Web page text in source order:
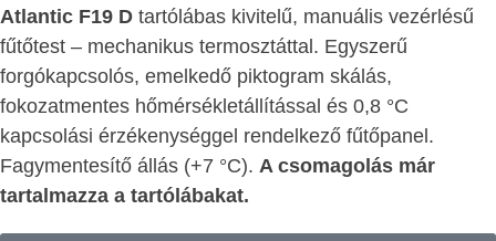
Atlantic F19 D tartólábas kivitelű, manuális vezérlésű
fűtőtest – mechanikus termosztáttal. Egyszerű
forgókapcsolós, emelkedő piktogram skálás,
fokozatmentes hőmérsékletállítással és 0,8 °C
kapcsolási érzékenységgel rendelkező fűtőpanel.
Fagymentesítő állás (+7 °C). A csomagolás már
tartalmazza a tartólábakat.